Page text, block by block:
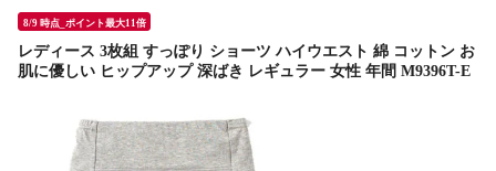
8/9 時点_ポイント最大11倍
レディース 3枚組 すっぽり ショーツ ハイウエスト 綿 コットン お
肌に優しい ヒップアップ 深ばき レギュラー 女性 年間 M9396T-E